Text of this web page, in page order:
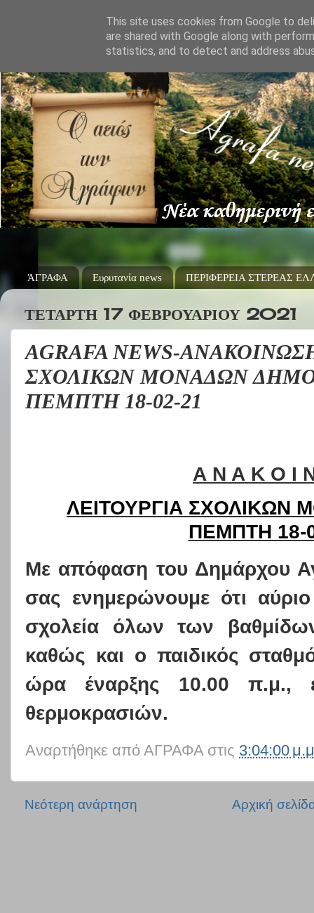
ΆΓΡΑΦΑ Ευρυτανία news ΠΕΡΙΦΕΡΕΙΑ ΣΤΕΡΕΑΣ
ΤΕΤΆΡΤΗ 17 ΦΕΒΡΟΥΑΡΊΟΥ 2021
AGRAFA NEWS-
ΣΧΟΛΙΚΩΝ ΜΟΝΑΔΩΝ
ΠΕΜΠΤΗ 18-02-21
Α Ν Α Κ Ο Ι
ΛΕΙΤΟΥΡΓΙΑ ΣΧΟΛΙΚΩΝ
ΠΕΜΠΤΗ 18-
Με απόφαση του Δημάρχου
σας ενημερώνουμε ότι
σχολεία όλων των
καθώς και ο παιδικός
ώρα έναρξης 10.00 π.μ.,
θερμοκρασιών.
Αναρτήθηκε από ΑΓΡΑΦΑ στις 3:04:00
Νεότερη ανάρτηση Αρχική
This site uses cookies from Google to
are shared with Google along with
statistics, and to detect and address